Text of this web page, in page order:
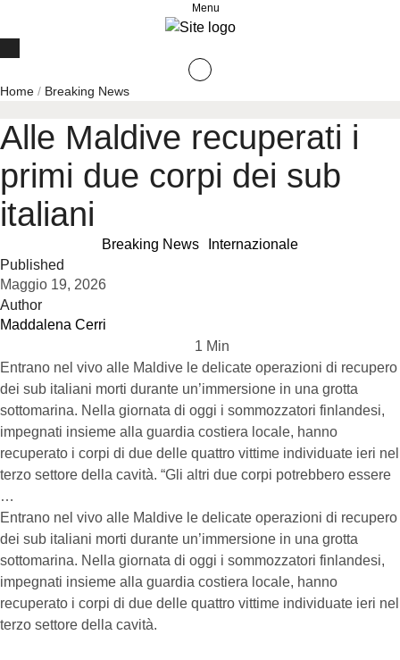
Menu
Home / Breaking News
Alle Maldive recuperati i
primi due corpi dei sub
italiani
Breaking News
Internazionale
Published
Maggio 19, 2026
Author
Maddalena Cerri
1 Min
Entrano nel vivo alle Maldive le delicate operazioni di recupero
dei sub italiani morti durante un’immersione in una grotta
sottomarina. Nella giornata di oggi i sommozzatori finlandesi,
impegnati insieme alla guardia costiera locale, hanno
recuperato i corpi di due delle quattro vittime individuate ieri nel
terzo settore della cavità. “Gli altri due corpi potrebbero essere
…
Entrano nel vivo alle Maldive le delicate operazioni di recupero
dei sub italiani morti durante un’immersione in una grotta
sottomarina. Nella giornata di oggi i sommozzatori finlandesi,
impegnati insieme alla guardia costiera locale, hanno
recuperato i corpi di due delle quattro vittime individuate ieri nel
terzo settore della cavità.